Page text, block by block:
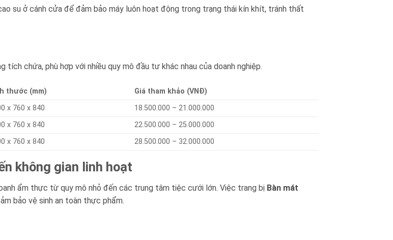
su ở cánh cửa để đảm bảo máy luôn hoạt động trong trạng thái kín khít, tránh thất
chứa, phù hợp với nhiều quy mô đầu tư khác nhau của doanh nghiệp.
thước (mm)
Giá tham khảo (VNĐ)
x 760 x 840
18.500.000 – 21.000.000
x 760 x 840
22.500.000 – 25.000.000
x 760 x 840 28.500.000 – 32.000.000
không gian linh hoạt
ẩm thực từ quy mô nhỏ đến các trung tâm tiệc cưới lớn. Việc trang bị Bàn mát
bảo vệ sinh an toàn thực phẩm.